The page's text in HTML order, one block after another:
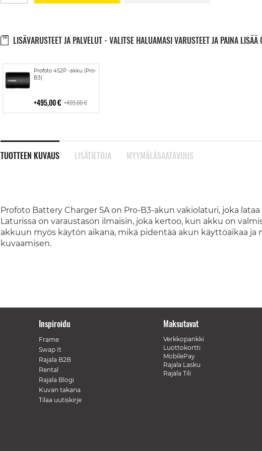
LISÄVARUSTEET JA PALVELUT - VALITSE HALUAMASI VARUSTEET JA PAINA LISÄÄ
Profoto 4S2P -akku (Pro-
B3)
495,00 € 499,00 €
Lisää
ostoskoriin
TUOTTEEN KUVAUS
Profoto Battery Charger 5A on Pro-B3-akun vakiolaturi, joka
Laturissa on varaustason ilmaisin, joka kertoo, kun akku on
akkuun myös käytön aikana, mikä pidentää akun käyttöaikaa
kuvaamisen.
LISÄTIETOJA MYYMÄLÄSAATAVUUS
Inspiroidu
Frame
Swap It
Rajala B2B
Rental
Rajala Blogi
Kuvan takana
Tilaa uutiskirje
Maksutavat
Verkkopankki
Luottokortti
MobilePay
Rajala Lasku
Rajala Tili